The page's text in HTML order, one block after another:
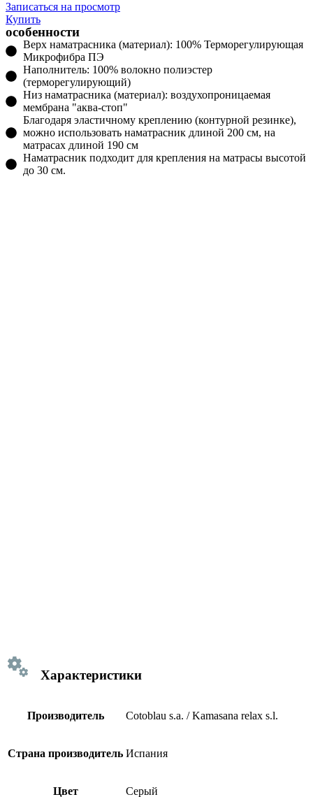
Записаться на просмотр
Купить
особенности
Верх наматрасника (материал): 100% Терморегулирующая
Микрофибра ПЭ
Наполнитель: 100% волокно полиэстер
(терморегулирующий)
Низ наматрасника (материал): воздухопроницаемая
мембрана "аква-стоп"
Благодаря эластичному креплению (контурной резинке),
можно использовать наматрасник длиной 200 см, на
матрасах длиной 190 см
Наматрасник подходит для крепления на матрасы высотой
до 30 см.
Характеристики
Производитель Cotoblau s.a. / Kamasana relax s.l.
Страна производитель Испания
Цвет Серый